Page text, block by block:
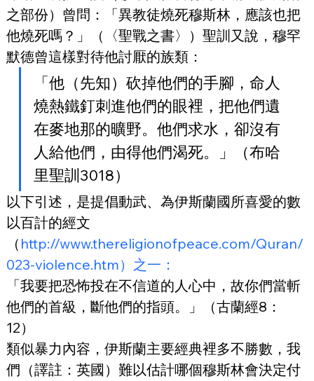
之部份）曾問：「異教徒燒死穆斯林，應該也把
他燒死嗎？」（〈聖戰之書〉）聖訓又說，穆罕
默德曾這樣對待他討厭的族類：
「他（先知）砍掉他們的手腳，命人
燒熱鐵釘刺進他們的眼裡，把他們遺
在麥地那的曠野。他們求水，卻沒有
人給他們，由得他們渴死。」（布哈
里聖訓3018）
以下引述，是提倡動武、為伊斯蘭國所喜愛的數
以百計的經文
（ http://www.thereligionofpeace.com/Quran/
023-violence.htm）之一：
「我要把恐怖投在不信道的人心中，故你們當斬
他們的首級，斷他們的指頭。」（古蘭經8：
12）
類似暴力內容，伊斯蘭主要經典裡多不勝數，我
們（譯註：英國）難以估計哪個穆斯林會決定付